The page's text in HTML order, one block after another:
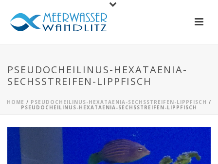
PSEUDOCHEILINUS-HEXATAENIA-
SECHSSTREIFEN-LIPPFISCH
HOME / PSEUDOCHEILINUS-HEXATAENIA-SECHSSTREIFEN-LIPPFISCH /
PSEUDOCHEILINUS-HEXATAENIA-SECHSSTREIFEN-LIPPFISCH